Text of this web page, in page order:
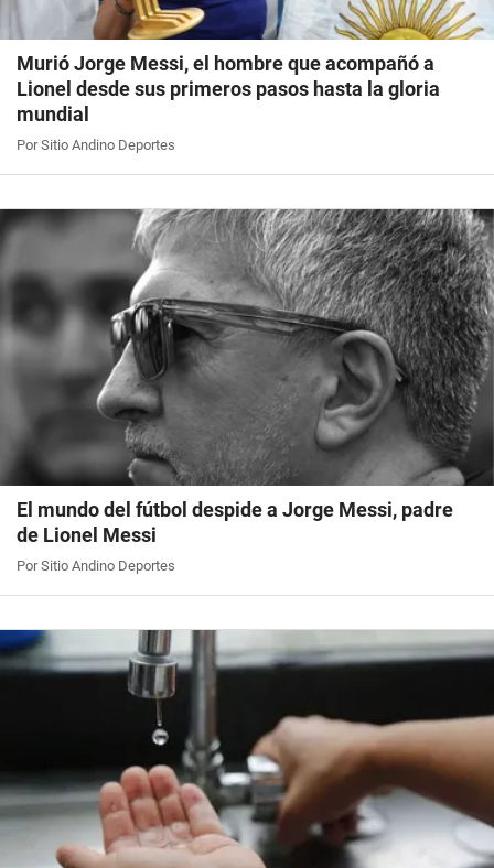
Murió Jorge Messi, el hombre que acompañó a
Lionel desde sus primeros pasos hasta la gloria
mundial
Por Sitio Andino Deportes
El mundo del fútbol despide a Jorge Messi, padre
de Lionel Messi
Por Sitio Andino Deportes